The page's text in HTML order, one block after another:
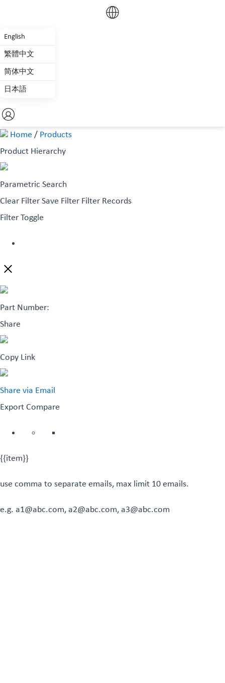
English
繁體中文
简体中文
日本語
Home / Products
Product Hierarchy
Parametric Search
Clear Filter Save Filter Filter Records
Filter Toggle
Part Number:
Share
Copy Link
Share via Email
Export Compare
{{item}}
use comma to separate emails, max limit 10 emails.
e.g. a1@abc.com, a2@abc.com, a3@abc.com